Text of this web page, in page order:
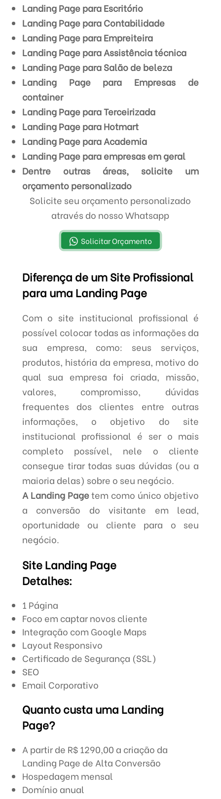
Landing Page para Escritório
Landing Page para Contabilidade
Landing Page para Empreiteira
Landing Page para Assistência técnica
Landing Page para Salão de beleza
Landing Page para Empresas de
container
Landing Page para Terceirizada
Landing Page para Hotmart
Landing Page para Academia
Landing Page para empresas em geral
Dentre outras áreas, solicite um
orçamento personalizado
Solicite seu orçamento personalizado
através do nosso Whatsapp
Solicitar Orçamento
Diferença de um Site Profissional
para uma Landing Page
Com o site institucional profissional é
possível colocar todas as informações da
sua empresa, como: seus serviços,
produtos, história da empresa, motivo do
qual sua empresa foi criada, missão,
valores, compromisso, dúvidas
frequentes dos clientes entre outras
informações, o objetivo do site
institucional profissional é ser o mais
completo possível, nele o cliente
consegue tirar todas suas dúvidas (ou a
maioria delas) sobre o seu negócio.
A Landing Pagetem como único objetivo
a conversão do visitante em lead,
oportunidade ou cliente para o seu
negócio.
Site Landing Page
Detalhes:
1 Página
Foco em captar novos cliente
Integração com Google Maps
Layout Responsivo
Certificado de Segurança (SSL)
SEO
Email Corporativo
Quanto custa uma Landing
Page?
A partir de R$ 1290,00 a criação da
Landing Page de Alta Conversão
Hospedagem mensal
Domínio anual